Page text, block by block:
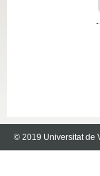
© 2019 Universitat de